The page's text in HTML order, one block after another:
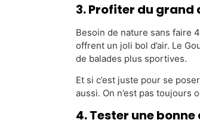
3. Profiter du
Besoin de nature sans faire
offrent un joli bol d’air. Le
de balades plus sportives.
Et si c’est juste pour se
aussi. On n’est pas toujours
4. Tester une